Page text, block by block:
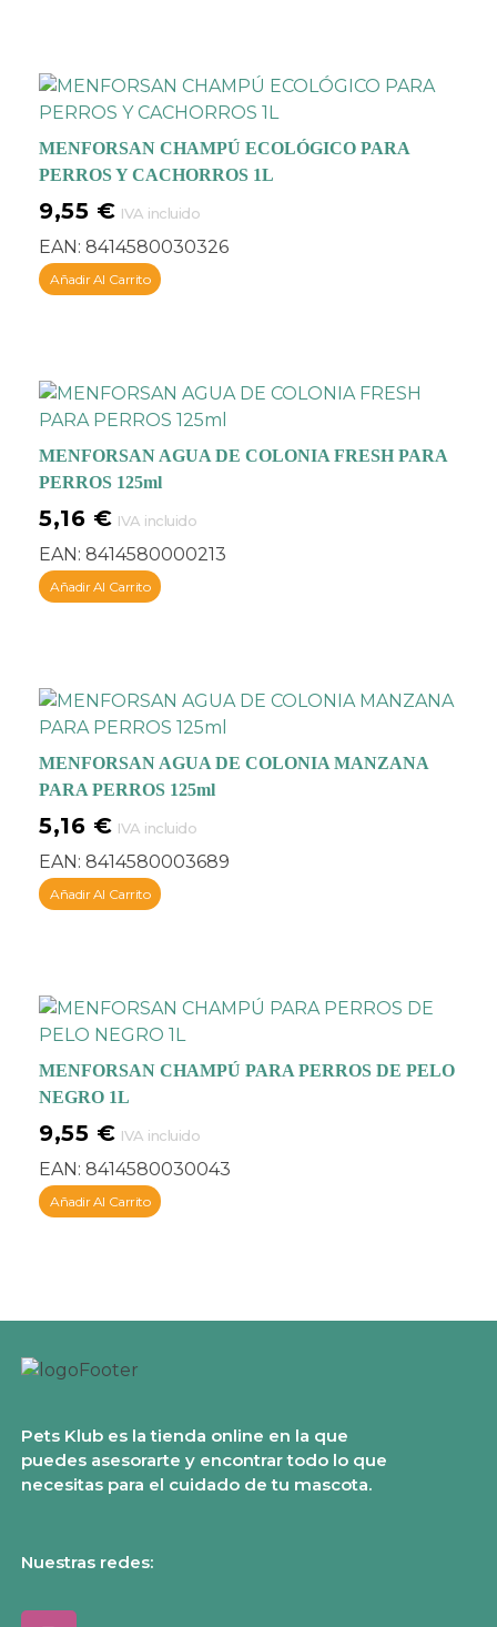
prevenir la acumulación
de placa y sarro que
causa el mal aliento y
puede derivar en
inflamaciones,
MENFORSAN CHAMPÚ ECOLÓGICO PARA
PERROS Y CACHORROS 1L
9,55 € IVA incluido
EAN: 8414580030326
Añadir Al Carrito
MENFORSAN AGUA DE COLONIA FRESH PARA
PERROS 125ml
5,16 € IVA incluido
EAN: 8414580000213
Añadir Al Carrito
MENFORSAN AGUA DE COLONIA MANZANA
PARA PERROS 125ml
5,16 € IVA incluido
EAN: 8414580003689
Añadir Al Carrito
MENFORSAN CHAMPÚ PARA PERROS DE PELO
NEGRO 1L
9,55 € IVA incluido
EAN: 8414580030043
Añadir Al Carrito
Pets Klub es la tienda online en la que
puedes asesorarte y encontrar todo lo que
necesitas para el cuidado de tu mascota.
Nuestras redes: